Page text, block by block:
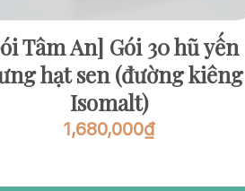
Tâm An] Gói 30 hũ yến
hạt sen (đường kiêng
Isomalt)
1,680,000₫